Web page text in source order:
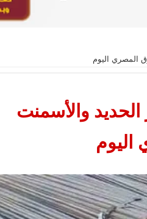
المصري اليوم
والأسمنت